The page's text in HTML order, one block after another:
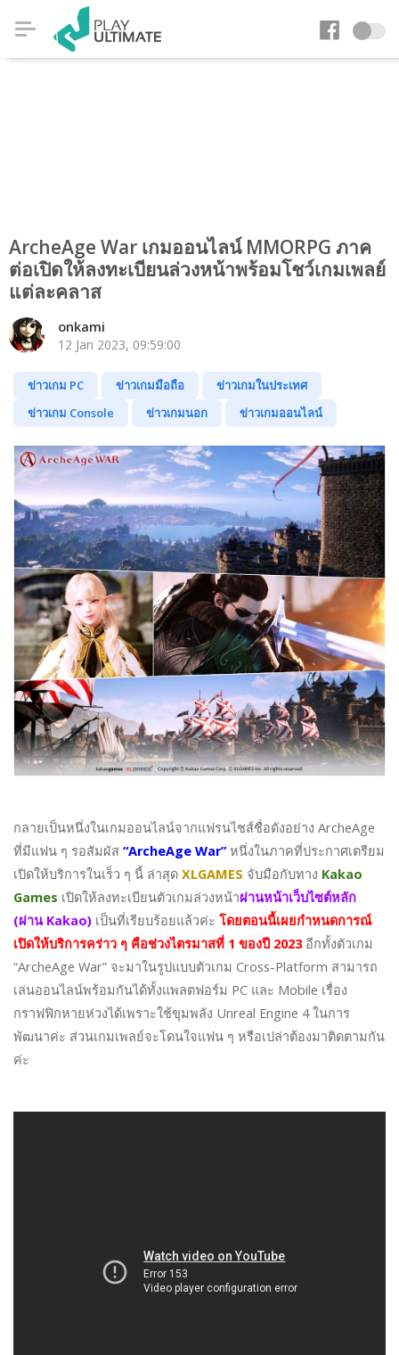
ArcheAge War เกมออนไลน์ MMORPG ภาค
ต่อเปิดให้ลงทะเบียนล่วงหน้าพร้อมโชว์เกมเพลย์
แต่ละคลาส
onkami
12 Jan 2023, 09:59:00
ข่าวเกม PC ข่าวเกมมือถือ
ข่าวเกมในประเทศ
ข่าวเกม Console
ข่าวเกมนอก ข่าวเกมออนไลน์
กลายเป็นหนึ่งในเกมออนไลน์จากแฟรนไชส์ชื่อดังอย่าง ArcheAge
ที่มีแฟน ๆ รอสัมผัส “ArcheAge War”หนึ่งในภาคที่ประกาศเตรียม
เปิดให้บริการในเร็ว ๆ นี้ ล่าสุด XLGAMES จับมือกับทาง Kakao
Games เปิดให้ลงทะเบียนตัวเกมล่วงหน้าผ่านหน้าเว็บไซต์หลัก
(ผ่าน Kakao) เป็นที่เรียบร้อยแล้วค่ะ โดยตอนนี้เผยกำหนดการณ์
เปิดให้บริการคร่าว ๆ คือช่วงไตรมาสที่ 1 ของปี 2023อีกทั้งตัวเกม
“ArcheAge War” จะมาในรูปแบบตัวเกม Cross-Platform สามารถ
เล่นออนไลน์พร้อมกันได้ทั้งแพลตฟอร์ม PC และ Mobile เรื่อง
กราฟฟิกหายห่วงได้เพราะใช้ขุมพลัง Unreal Engine 4 ในการ
พัฒนาค่ะ ส่วนเกมเพลย์จะโดนใจแฟน ๆ หรือเปล่าต้องมาติดตามกัน
ค่ะ